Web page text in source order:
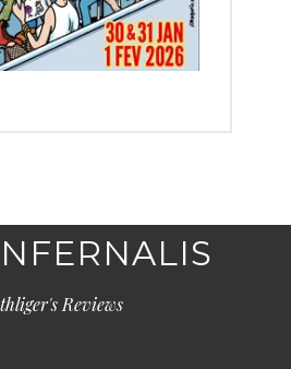
Reviews